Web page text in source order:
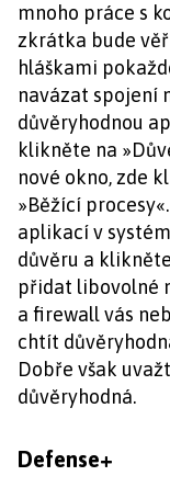
mnoho práce s
zkrátka bude
hláškami
navázat spojení
důvěryhodnou
klikněte na
nové okno, zde
»Běžící
aplikací v
důvěru a
přidat libovolné
a firewall vás
chtít
Dobře však
důvěryhodná.
Defense+